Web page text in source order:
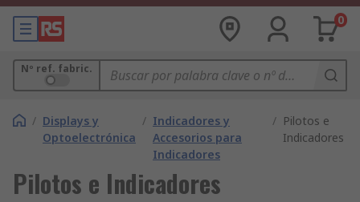
0
Nº ref. fabric.
/ Displays y
Optoelectrónica
/ Indicadores y
Accesorios para
Indicadores
/ Pilotos e
Indicadores
Pilotos e Indicadores